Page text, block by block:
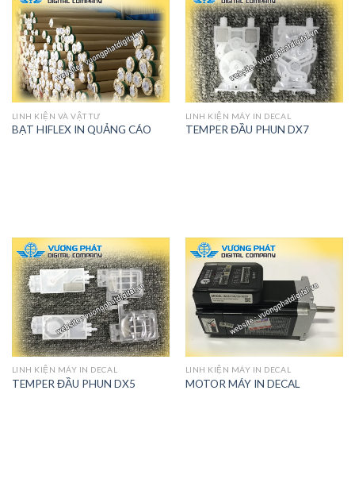
LINH KIỆN VÀ VẬT TƯ
BẠT HIFLEX IN QUẢNG CÁO
LINH KIỆN MÁY IN DECAL
TEMPER ĐẦU PHUN DX7
LINH KIỆN MÁY IN DECAL
TEMPER ĐẦU PHUN DX5
LINH KIỆN MÁY IN DECAL
MOTOR MÁY IN DECAL